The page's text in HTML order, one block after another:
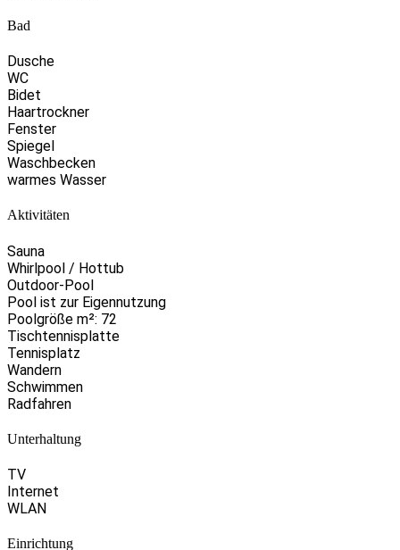
Bad
Dusche
WC
Bidet
Haartrockner
Fenster
Spiegel
Waschbecken
warmes Wasser
Aktivitäten
Sauna
Whirlpool / Hottub
Outdoor-Pool
Pool ist zur Eigennutzung
Poolgröße m²: 72
Tischtennisplatte
Tennisplatz
Wandern
Schwimmen
Radfahren
Unterhaltung
TV
Internet
WLAN
Einrichtung